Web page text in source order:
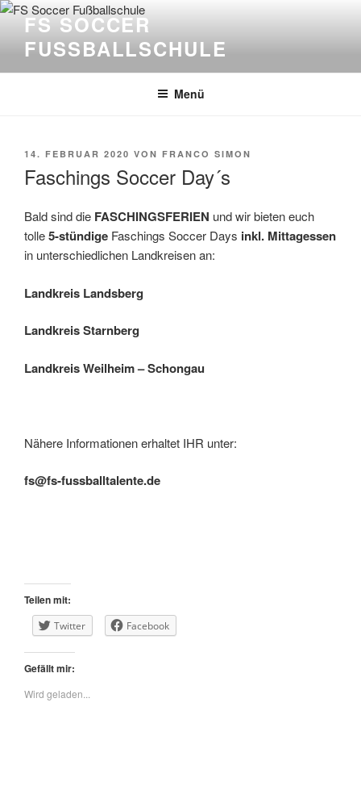
Zum
springen
FS SOCCER
FUSSBALLSCHULE
Menü
VERÖFFENTLICHT
14. FEBRUAR 2020 VON FRANCO SIMON
Faschings Soccer Day´s
Bald sind die FASCHINGSFERIEN und wir bieten euch
tolle5-stündige Faschings Soccer Days inkl. Mittagessen
in unterschiedlichen Landkreisen an:
Landkreis Landsberg
Landkreis Starnberg
Landkreis Weilheim – Schongau
Nähere Informationen erhaltet IHR unter:
fs@fs-fussballtalente.de
Teilen mit:
Twitter Facebook
Gefällt mir:
Wird geladen...